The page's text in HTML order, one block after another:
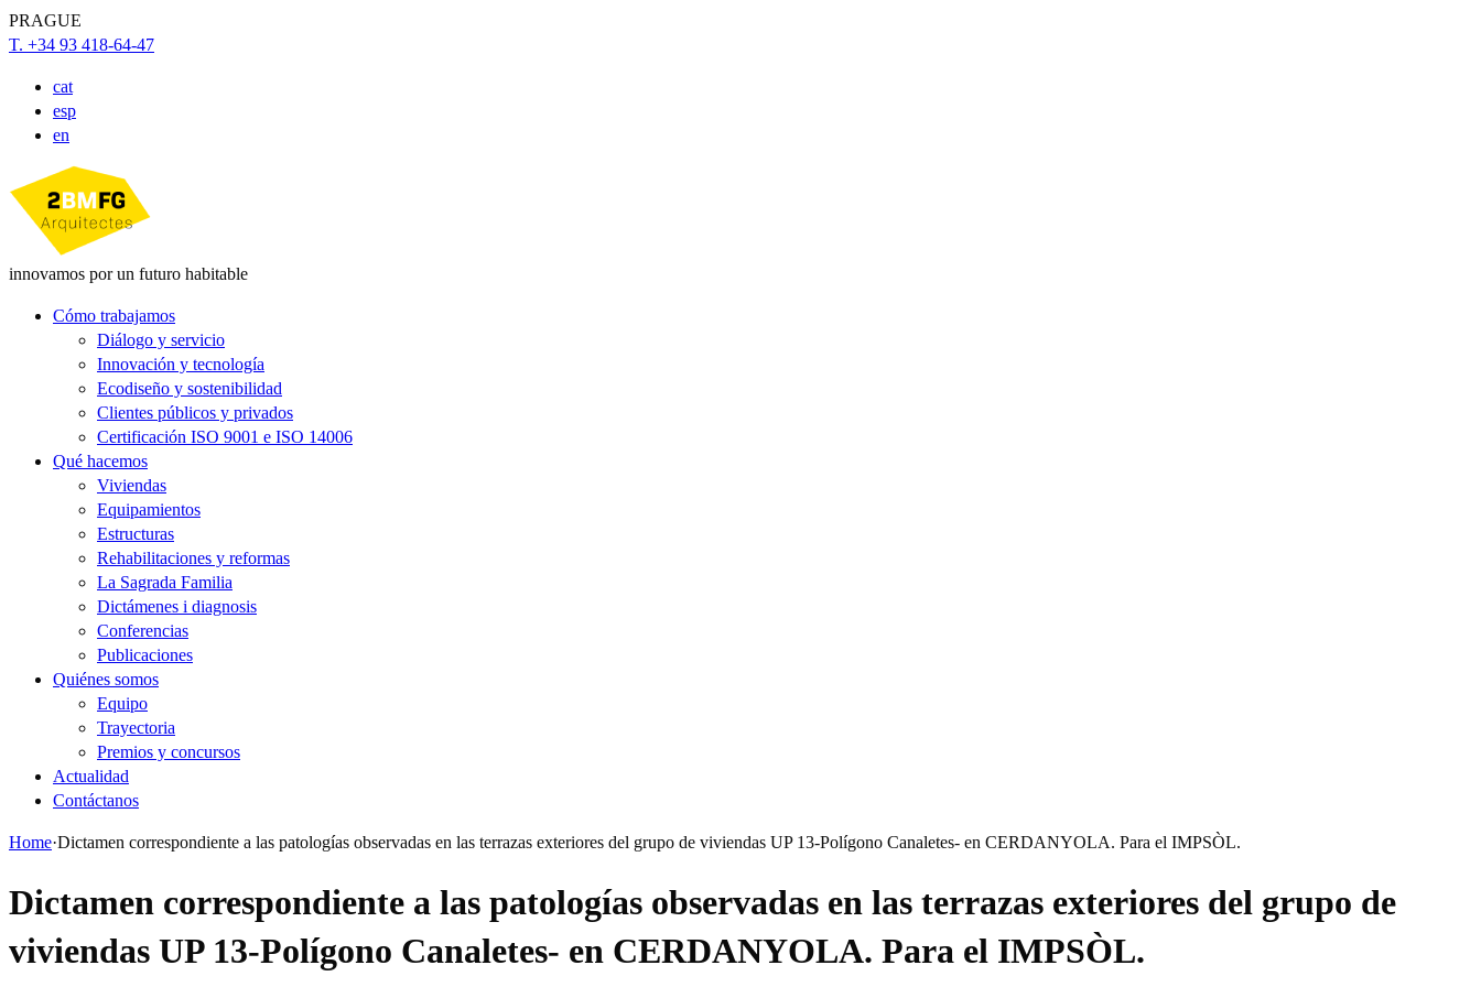
PRAGUE
T. +34 93 418-64-47
cat
esp
en
innovamos por un futuro habitable
Cómo trabajamos
Diálogo y servicio
Innovación y tecnología
Ecodiseño y sostenibilidad
Clientes públicos y privados
Certificación ISO 9001 e ISO 14006
Qué hacemos
Viviendas
Equipamientos
Estructuras
Rehabilitaciones y reformas
La Sagrada Familia
Dictámenes i diagnosis
Conferencias
Publicaciones
Quiénes somos
Equipo
Trayectoria
Premios y concursos
Actualidad
Contáctanos
Home·Dictamen correspondiente a las patologías observadas en las terrazas exteriores del grupo de viviendas UP 13-Polígono Canaletes- en CERDANYOLA. Para el IMPSÒL.
Dictamen correspondiente a las patologías observadas en las terrazas exteriores del grupo de
viviendas UP 13-Polígono Canaletes- en CERDANYOLA. Para el IMPSÒL.